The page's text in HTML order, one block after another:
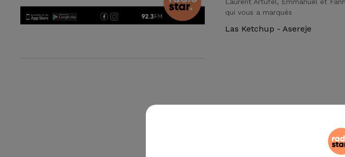
qui vous a marqués
Las Ketchup - Asereje